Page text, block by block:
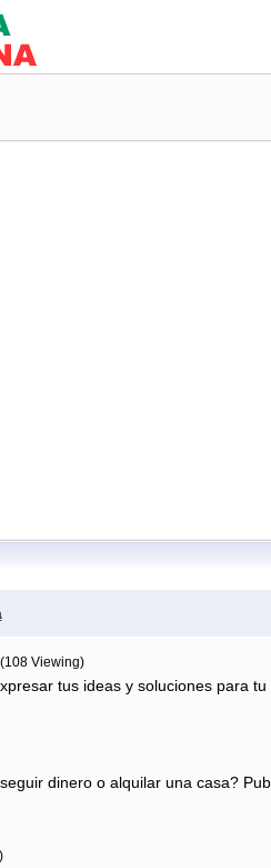
(108 Viewing)
tus ideas y soluciones para
dinero o alquilar una casa?